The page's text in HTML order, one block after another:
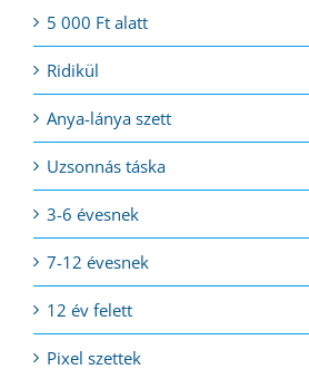
5 000 Ft alatt
Ridikül
Anya-lánya szett
Uzsonnás táska
3-6 évesnek
7-12 évesnek
12 év felett
Pixel szettek